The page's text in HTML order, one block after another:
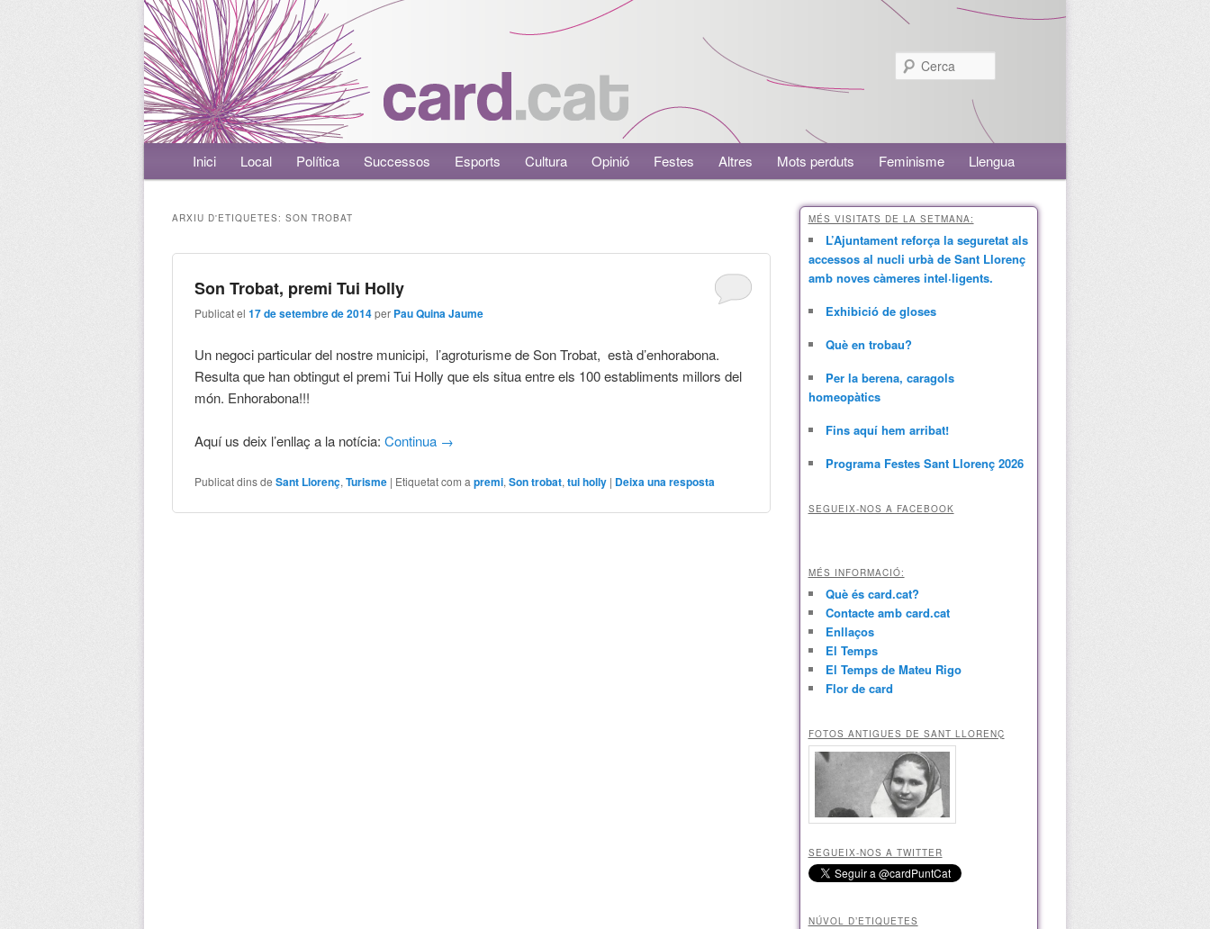
Menú principalAneu al contingut principal
Aneu al contingut secundari
Inici Local Política Successos Esports Cultura Opinió Festes Altres Mots perduts Feminisme Llengua
ARXIU D'ETIQUETES: SON TROBAT
Son Trobat, premi Tui Holly
Publicat el17 de setembre de 2014per Pau Quina Jaume
Un negoci particular del nostre municipi, l’agroturisme de Son Trobat, està d’enhorabona.
Resulta que han obtingut el premi Tui Holly que els situa entre els 100 establiments millors del
món. Enhorabona!!!
Aquí us deix l’enllaç a la notícia:Continua →
Publicat dins de Sant Llorenç,Turisme | Etiquetat com a premi,Son trobat,tui holly | Deixa una resposta
MÉS VISITATS DE LA SETMANA:
L’Ajuntament reforça la seguretat als
accessos al nucli urbà de Sant Llorenç
amb noves càmeres intel·ligents.
Exhibició de gloses
Què en trobau?
Per la berena, caragols
homeopàtics
Fins aquí hem arribat!
Programa Festes Sant Llorenç 2026
SEGUEIX-NOS A FACEBOOK
MÉS INFORMACIÓ:
Què és card.cat?
Contacte amb card.cat
Enllaços
El Temps
El Temps de Mateu Rigo
Flor de card
FOTOS ANTIGUES DE SANT LLORENÇ
SEGUEIX-NOS A TWITTER
NÚVOL D’ETIQUETES